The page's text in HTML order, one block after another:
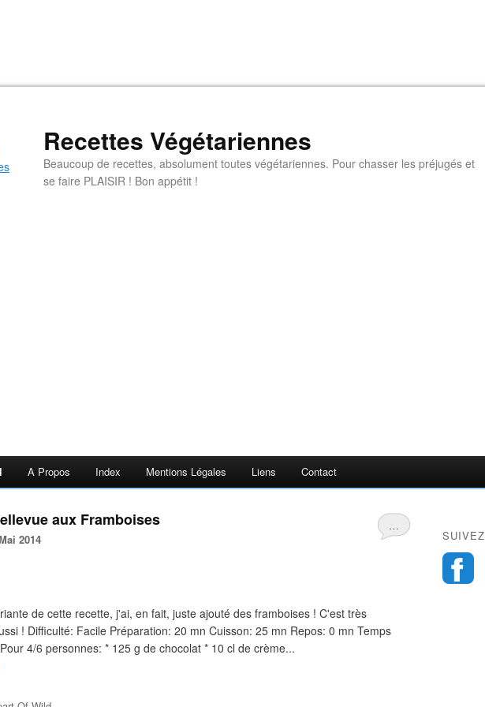
Recettes Végétariennes
Beaucoup de recettes, absolument toutes végétariennes. Pour chasser les préjugés et
se faire PLAISIR ! Bon appétit !
A Propos Index Mentions Légales Liens Contact
…
aux Framboises
2014
de cette recette, j'ai, en fait, juste ajouté des framboises ! C'est très
! Difficulté: Facile Préparation: 20 mn Cuisson: 25 mn Repos: 0 mn Temps
4/6 personnes: * 125 g de chocolat * 10 cl de crème...